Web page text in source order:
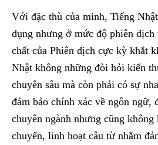
Với đặc thù của minh, Tiếng
dụng nhưng ở mức độ phiên
chất của Phiên dịch cực kỳ khắt
Nhật không những đòi hỏi kiến
chuyên sâu mà còn phải có sự
đảm bảo chính xác về ngôn ngữ,
chuyên ngành nhưng cũng không
chuyển, linh hoạt câu từ nhằm